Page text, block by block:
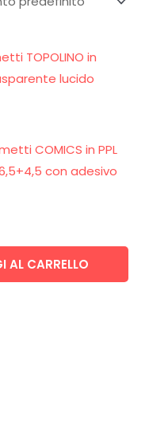
COMICS in PPL
con adesivo
AL CARRELLO